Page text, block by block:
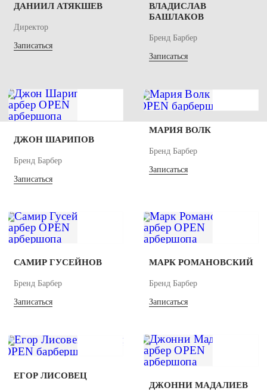
ДАНИИЛ АТЯКШЕВ
Директор
Записаться
ВЛАДИСЛАВ
БАШЛАКОВ
Бренд Барбер
Записаться
ДЖОН ШАРИПОВ
Бренд Барбер
Записаться
МАРИЯ ВОЛК
Бренд Барбер
Записаться
САМИР ГУСЕЙНОВ
Бренд Барбер
Записаться
МАРК РОМАНОВСКИЙ
Бренд Барбер
Записаться
ЕГОР ЛИСОВЕЦ
ДЖОННИ МАДАЛИЕВ